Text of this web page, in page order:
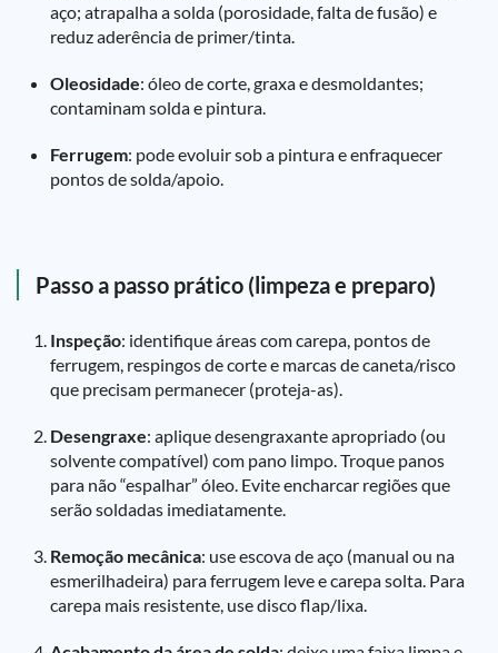
aço; atrapalha a solda (porosidade, falta de fusão) e
reduz aderência de primer/tinta.
Oleosidade: óleo de corte, graxa e desmoldantes;
contaminam solda e pintura.
Ferrugem: pode evoluir sob a pintura e enfraquecer
pontos de solda/apoio.
Passo a passo prático (limpeza e preparo)
Inspeção: identifique áreas com carepa, pontos de
ferrugem, respingos de corte e marcas de caneta/risco
que precisam permanecer (proteja-as).
Desengraxe: aplique desengraxante apropriado (ou
solvente compatível) com pano limpo. Troque panos
para não “espalhar” óleo. Evite encharcar regiões que
serão soldadas imediatamente.
Remoção mecânica: use escova de aço (manual ou na
esmerilhadeira) para ferrugem leve e carepa solta. Para
carepa mais resistente, use disco flap/lixa.